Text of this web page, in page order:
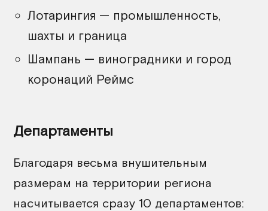
Лотарингия — промышленность,
шахты и граница
Шампань — виноградники и город
коронаций Реймс
Департаменты
Благодаря весьма внушительным
размерам на территории региона
насчитывается сразу 10 департаментов: